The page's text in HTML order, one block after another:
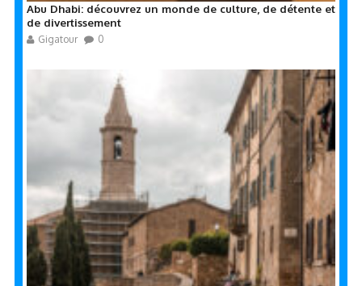
Abu Dhabi: découvrez un monde de culture, de détente et
de divertissement
Gigatour 0